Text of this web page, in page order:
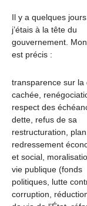
Il y a quelques
j’étais à la tête du
gouvernement.
est précis :
transparence sur la
cachée,
respect des
dette, refus de sa
restructuration,
redressement
et social,
vie publique (fonds
politiques, lutte
corruption,